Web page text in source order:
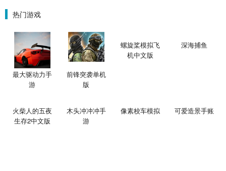
热门游戏
最大驱动力手
游
前锋突袭单机
版
螺旋桨模拟飞
机中文版
深海捕鱼
火柴人的五夜
生存2中文版
木头冲冲冲手
游
像素校车模拟 可爱造景手账